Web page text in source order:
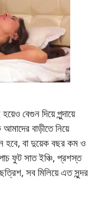
বেগুন দিয়ে পুন্দায়ে
বাড়ীতে নিয়ে
হবে, বা দুয়েক বছর কম ও
পাচ ফুট সাত ইঞ্চি, প্রশস্ত
সব মিলিয়ে এত সুন্দর